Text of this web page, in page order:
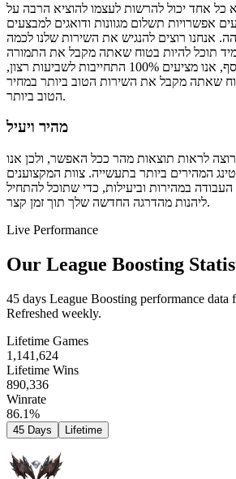
כל אחד יכול להרשות לעצמו להוציא הרבה על
אפשרויות תשלום מגוונות ודואגים למבצעים
אנחנו רוצים להנגיש את השירות שלנו לכמה
תוכל להיות בטוח שאתה מקבל את התמורה
הטובה ביותר לכספך. בנוסף, אנו מציעים 100% התחייבות לשביעות רצון,
שאתה מקבל את השירות הטוב ביותר במחיר
הטוב ביותר.
מהיר ויעיל
לראות תוצאות מהר ככל האפשר, ולכן אנו
המהירים ביותר בתעשייה. צוות המקצוענים
במהירות וביעילות, כדי שתוכל להתחיל
ליהנות מהדרגה החדשה שלך תוך זמן קצר.
Live Performance
Our League Boosting
45 days League Boosting performance data
Refreshed weekly.
Lifetime Games
1,141,624
Lifetime Wins
890,336
Winrate
86.1%
45 Days Lifetime